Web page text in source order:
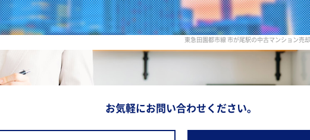
東急田園都市線 市が尾駅の中古マンション売
お気軽にお問い合わせください。